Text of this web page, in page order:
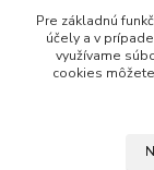
Pre základnú
účely a v
využívame
cookies